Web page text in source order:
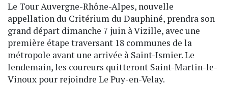
Le Tour Auvergne-Rhône-Alpes, nouvelle
appellation du Critérium du Dauphiné, prendra son
grand départ dimanche 7 juin à Vizille, avec une
première étape traversant 18 communes de la
métropole avant une arrivée à Saint-Ismier. Le
lendemain, les coureurs quitteront Saint-Martin-le-
Vinoux pour rejoindre Le Puy-en-Velay.